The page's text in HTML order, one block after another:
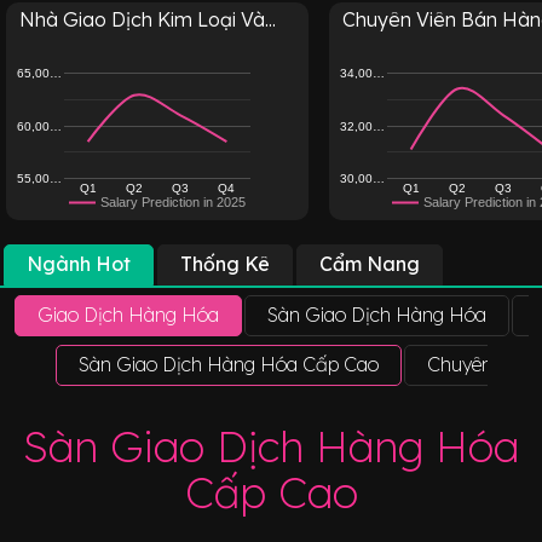
Nhà Giao Dịch Kim Loại Và...
Salary Prediction in 2025
Q1 Q2 Q3 Q4
55,00…
60,00…
65,00…
Chuyên Viên Bán
Salary Prediction in
Q1 Q2 Q3
30,00…
32,00…
34,00…
Ngành Hot Thống Kê Cẩm Nang
Giao Dịch Hàng Hóa Sàn Giao Dịch Hàng Hóa
Sàn Giao Dịch Hàng Hóa Cấp Cao Chuyên Gia
Sàn Giao Dịch Hàng Hóa
Cấp Cao